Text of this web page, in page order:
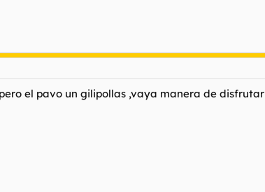
el pavo un gilipollas ,vaya manera de disfrutar